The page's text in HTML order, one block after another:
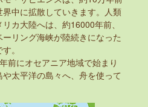
中に拡散していきます。人類
カ大陸へは、約16000年前、
リング海峡が陸続きになった
。
前にオセアニア地域で始まり
太平洋の島々へ、舟を使って